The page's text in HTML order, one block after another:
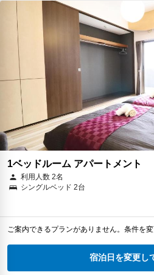
1ベッドルーム アパートメント
利用人数 2名
シングルベッド 2台
ご案内できるプランがありません。条件を
宿泊日を変更し